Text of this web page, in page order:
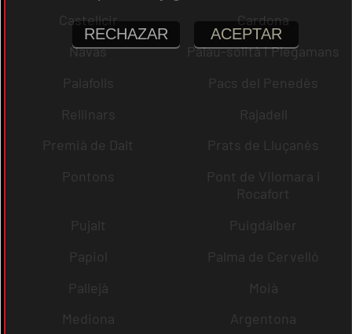
Castellcir
Cardona
Navas
Palau-solità i Plegamans
Palafolls
Pacs del Penedès
Rellinars
Rajadell
Premià de Dalt
Prats de Lluçanès
Pontons
Pont de Vilomara i
Rocafort
Pujalt
Puigdàlber
Papiol
Palma de Cervelló
Pallejà
Moià
Mediona
Argentona
RECHAZAR ACEPTAR